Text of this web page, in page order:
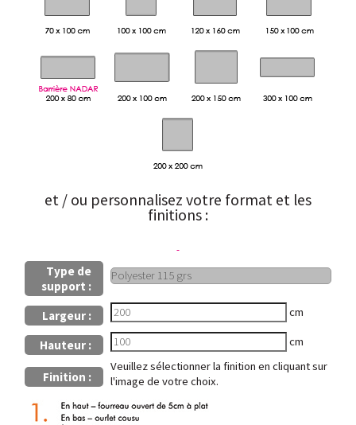
et / ou personnalisez votre format et les
finitions :
Type de
support :
Largeur :
cm
Hauteur : cm
Finition :
Veuillez sélectionner la finition en cliquant sur
l'image de votre choix.